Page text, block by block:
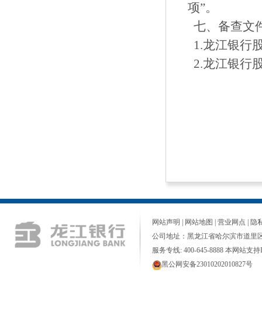
项”。
七、备查文
1.龙江银行
2.龙江银行
网站声明 网站地图 营业网点
隐
公司地址：黑龙江省哈尔滨市道里
服务专线: 400-645-8888 本网站支持
黑公网安备23010202010827号